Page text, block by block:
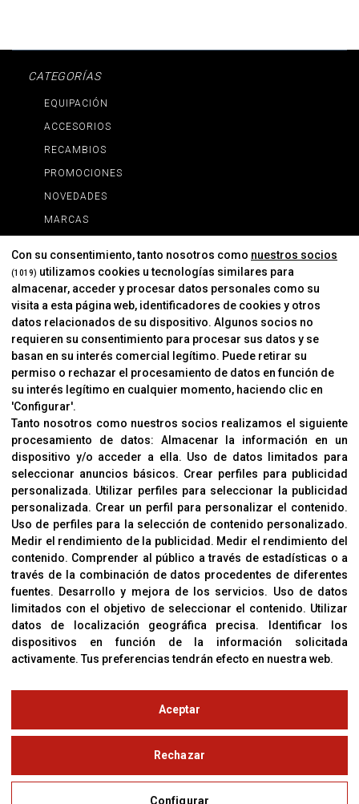
CATEGORÍAS
EQUIPACIÓN
ACCESORIOS
RECAMBIOS
PROMOCIONES
NOVEDADES
MARCAS
INFORMACIÓN
Contacto
Cambios Y Devoluciones
CORVER
Aviso Legal
Sobre Nosotros
Cookies
Política De Privacidad
OFICINAS
C/ Coneixement 5, 08850
CONTACTO
T. (+34) 93 638 38 60
Email: corver@corver.es
© Copyright 2019
Con su consentimiento, tanto nosotros como nuestros socios
(1019) utilizamos cookies u tecnologías similares para
almacenar, acceder y procesar datos personales como su
visita a esta página web, identificadores de cookies y otros
datos relacionados de su dispositivo. Algunos socios no
requieren su consentimiento para procesar sus datos y se
basan en su interés comercial legítimo. Puede retirar su
permiso o rechazar el procesamiento de datos en función de
su interés legítimo en cualquier momento, haciendo clic en
'Configurar'.
Tanto nosotros como nuestros socios realizamos el siguiente
procesamiento de datos: Almacenar la información en un
dispositivo y/o acceder a ella. Uso de datos limitados para
seleccionar anuncios básicos. Crear perfiles para publicidad
personalizada. Utilizar perfiles para seleccionar la publicidad
personalizada. Crear un perfil para personalizar el contenido.
Uso de perfiles para la selección de contenido personalizado.
Medir el rendimiento de la publicidad . Medir el rendimiento del
contenido. Comprender al público a través de estadísticas o a
través de la combinación de datos procedentes de diferentes
fuentes. Desarrollo y mejora de los servicios. Uso de datos
limitados con el objetivo de seleccionar el contenido. Utilizar
datos de localización geográfica precisa.
Identificar los
dispositivos en función de la información solicitada
activamente.Tus preferencias tendrán efecto en nuestra web.
Configurar
Rechazar
Aceptar
Aviso Legal